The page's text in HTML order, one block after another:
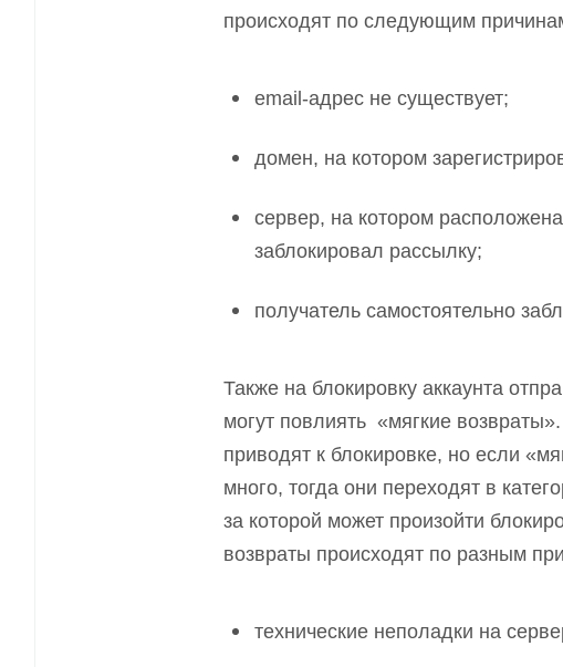
происходят по следующим
email-адрес не существует;
домен, на котором
сервер, на котором
заблокировал рассылку;
получатель самостоятельно
Также на блокировку аккаунта
могут повлиять «мягкие
приводят к блокировке, но если
много, тогда они переходят в
за которой может произойти
возвраты происходят по разным
технические неполадки на